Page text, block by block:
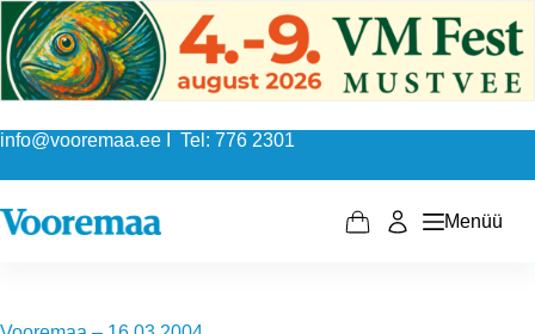
Skip
to
content
info@vooremaa.ee I Tel: 776 2301
Shopping
Menüü